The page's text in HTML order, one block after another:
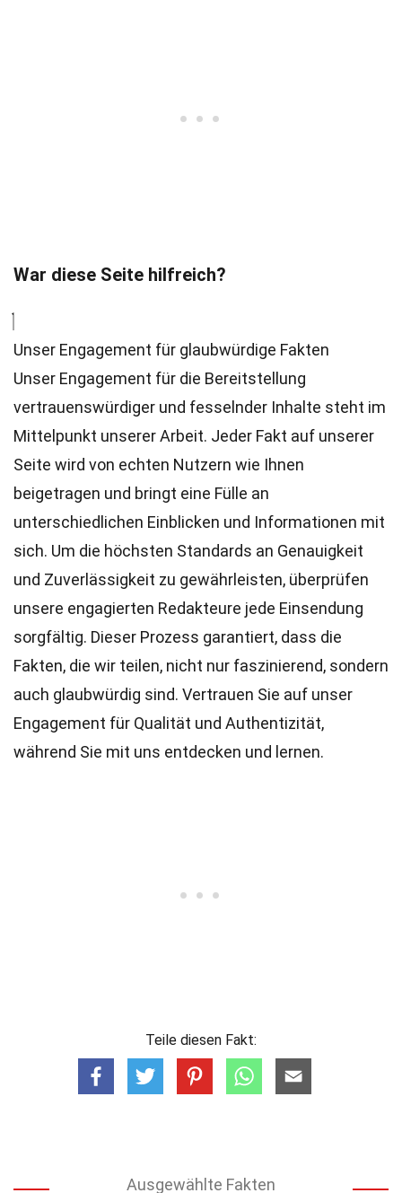
War diese Seite hilfreich?
Unser Engagement für glaubwürdige Fakten
Unser Engagement für die Bereitstellung
vertrauenswürdiger und fesselnder Inhalte steht im
Mittelpunkt unserer Arbeit. Jeder Fakt auf unserer
Seite wird von echten Nutzern wie Ihnen
beigetragen und bringt eine Fülle an
unterschiedlichen Einblicken und Informationen mit
sich. Um die höchsten Standards an Genauigkeit
und Zuverlässigkeit zu gewährleisten, überprüfen
unsere engagierten Redakteure jede Einsendung
sorgfältig. Dieser Prozess garantiert, dass die
Fakten, die wir teilen, nicht nur faszinierend, sondern
auch glaubwürdig sind. Vertrauen Sie auf unser
Engagement für Qualität und Authentizität,
während Sie mit uns entdecken und lernen.
Teile diesen Fakt:
Ausgewählte Fakten